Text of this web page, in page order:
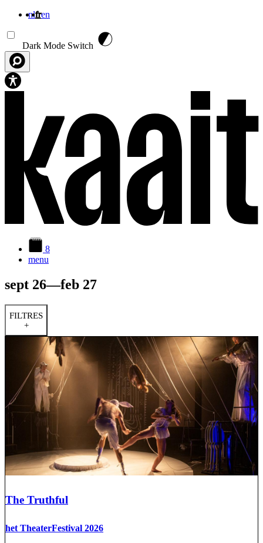
nlfren
Dark Mode Switch
8
menu
sept 26—feb 27
FILTRES
+
The Truthful
het TheaterFestival 2026